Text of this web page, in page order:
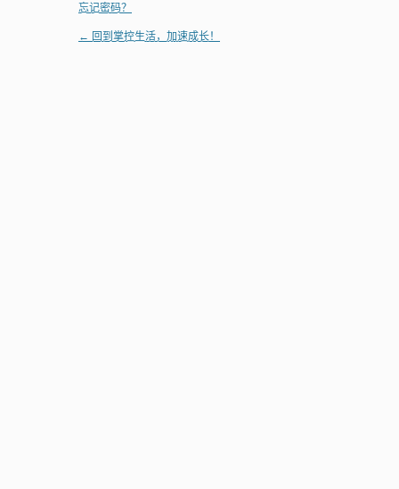
忘记密码？
← 回到掌控生活，加速成长！